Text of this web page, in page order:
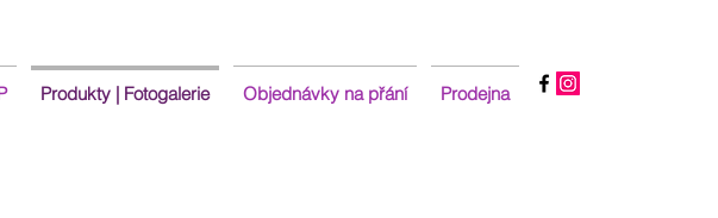
Produkty | Fotogalerie Objednávky na přání Prodejna